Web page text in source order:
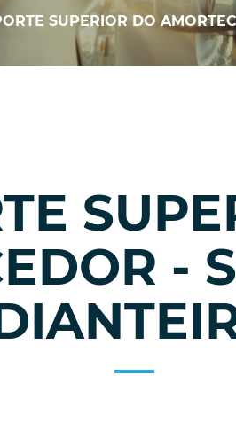
SUPERIOR DO
-